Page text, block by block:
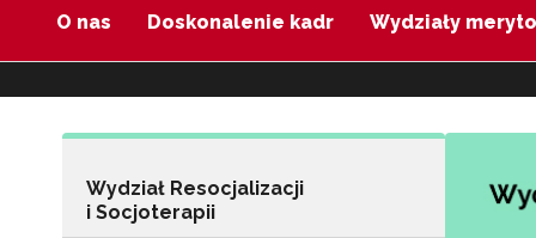
O nas Doskonalenie kadr Wydziały
Wydział Resocjalizacji
i Socjoterapii